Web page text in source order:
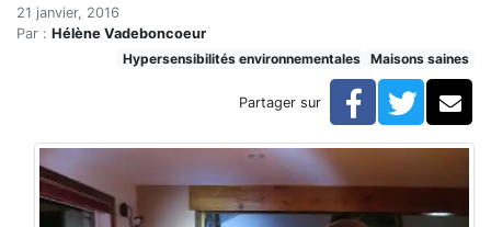
Accueil
Articles
Maisons saines
Hypersensibilités environnementales
Journal d'une électrosensible: Panne d’électricité la
Journal d'une électrosensible:
21 janvier, 2016
Par : Hélène Vadeboncoeur
Hypersensibilités environnementales
Maisons saines
Partager sur Facebook